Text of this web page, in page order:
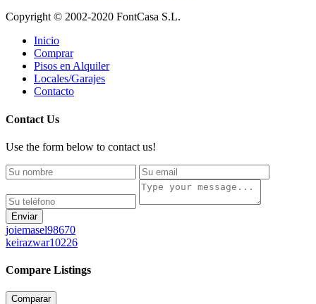
Copyright © 2002-2020 FontCasa S.L.
Inicio
Comprar
Pisos en Alquiler
Locales/Garajes
Contacto
Contact Us
Use the form below to contact us!
Enviar
joiemasel98670
keirazwar10226
Compare Listings
Comparar